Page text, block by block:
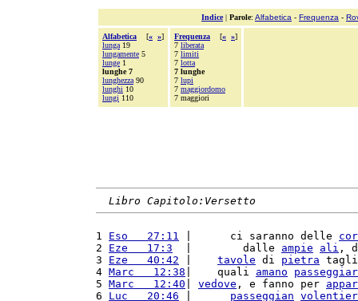
Indice| Parole: Alfabetica - Frequenza -
Alfabetica [« »]
lunga 19
lungamente 5
lunge 1
lunghe 7
lunghezza 90
lunghi 10
lungi 110
Frequenza [« »]
7 liberata
7 limiti
7 lotta
7 lunghe
7 lupi
7 maggiordomo
7 maggiori
Libro Capitolo:Versetto
1 Eso   27:11 |      ci saranno delle
2 Eze   17:3
  |        dalle
ampie ali ,
3 Eze   40:42 tavole di pietra
4 Marc   12:38 |    quali amano
5 Marc   12:40 vedove , e fanno per
6 Luc   20:46 passeggian